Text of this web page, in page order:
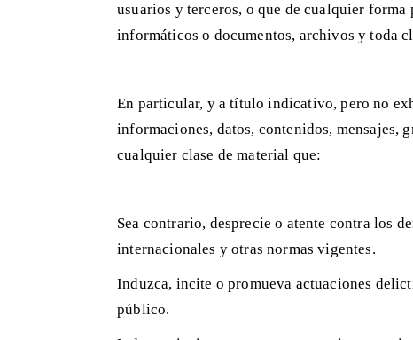
usuarios y terceros, o que de cualquier
informáticos o documentos, archivos y toda
En particular, y a título indicativo, pero no
informaciones, datos, contenidos, mensajes,
cualquier clase de material que:
Sea contrario, desprecie o atente contra los
internacionales y otras normas vigentes.
Induzca, incite o promueva actuaciones
público.